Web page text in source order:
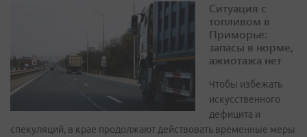
Ситуация с
топливом в
Приморье:
запасы в норме,
ажиотажа нет
Чтобы избежать
искусственного
дефицита и
спекуляций, в крае продолжают действовать временные меры